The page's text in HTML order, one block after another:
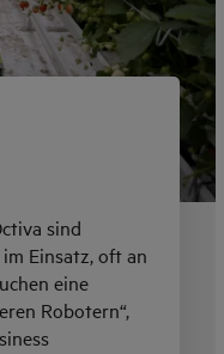
sind
Einsatz, oft an
eine
Robotern“,